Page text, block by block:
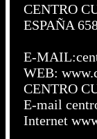
CENTRO
ESPAÑA
E-
WEB:
CENTRO
E-mail
Internet